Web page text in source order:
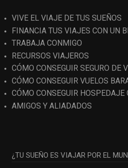
VIVE EL VIAJE DE TUS SUEÑOS
FINANCIA TUS VIAJES CON UN
TRABAJA CONMIGO
RECURSOS VIAJEROS
CÓMO CONSEGUIR SEGURO DE
CÓMO CONSEGUIR VUELOS
CÓMO CONSEGUIR HOSPEDAJE
AMIGOS Y ALIADADOS
¿TU SUEÑO ES VIAJAR POR EL